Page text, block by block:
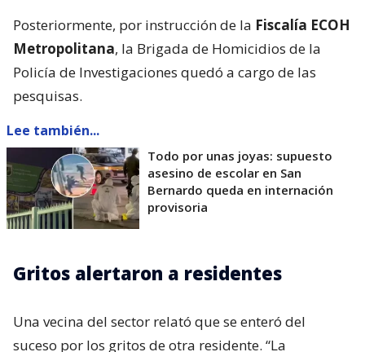
Posteriormente, por instrucción de la Fiscalía ECOH
Metropolitana, la Brigada de Homicidios de la
Policía de Investigaciones quedó a cargo de las
pesquisas.
Lee también...
Todo por unas joyas: supuesto
asesino de escolar en San
Bernardo queda en internación
provisoria
Gritos alertaron a residentes
Una vecina del sector relató que se enteró del
suceso por los gritos de otra residente. “La